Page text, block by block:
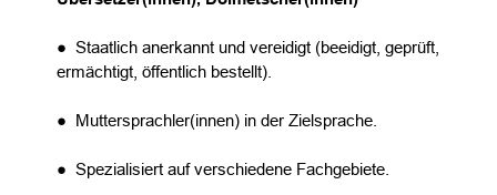
● Staatlich anerkannt und vereidigt (beeidigt, geprüft,
ermächtigt, öffentlich bestellt).
● Muttersprachler(innen) in der Zielsprache.
● Spezialisiert auf verschiedene Fachgebiete.